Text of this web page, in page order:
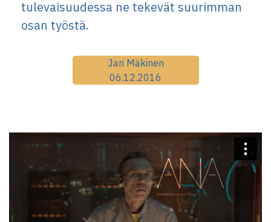
tulevaisuudessa ne tekevät suurimman
osan työstä.
Jari Mäkinen
06.12.2016